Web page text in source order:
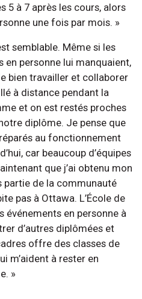
5 à 7 après les cours, alors
une fois par mois. »
semblable. Même si les
personne lui manquaient,
bien travailler et collaborer
à distance pendant la
et on est restés proches
diplôme. Je pense que
au fonctionnement
car beaucoup d’équipes
que j’ai obtenu mon
partie de la communauté
pas à Ottawa. L’École de
événements en personne à
d’autres diplômées et
offre des classes de
m’aident à rester en
»